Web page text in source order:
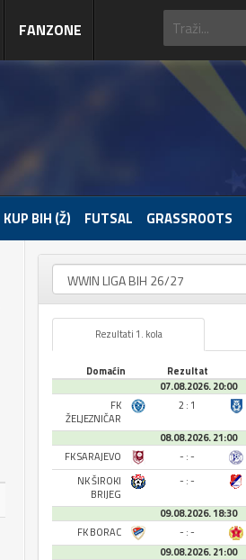
FANZONE
KUP BIH (Ž) FUTSAL GRASSROOTS
Rezultati 1. kola
Domaćin Rezultat
07.08.2026. 20:00
FK
ŽELJEZNIČAR
2 : 1
08.08.2026. 21:00
FK SARAJEVO
- : -
NK ŠIROKI
BRIJEG
- : -
09.08.2026. 18:30
FK BORAC
- : -
09.08.2026. 21:00